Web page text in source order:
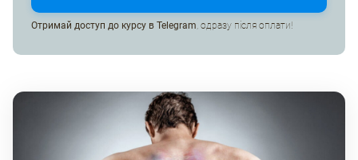
Отримай доступ до курсу в Telegram, одразу після оплати!